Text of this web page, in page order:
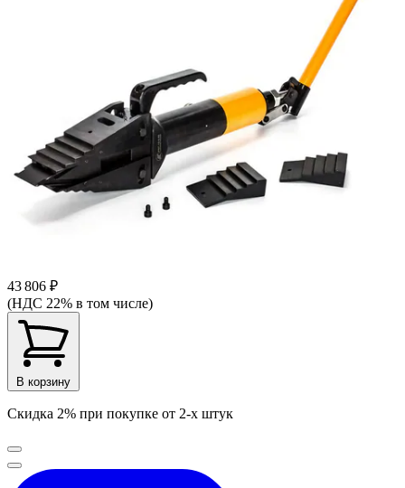
43 806 ₽
(НДС 22% в том числе)
В корзину
Скидка 2% при покупке от 2-х штук